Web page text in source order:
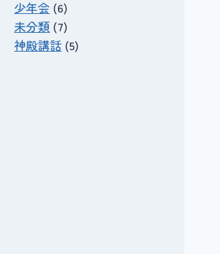
少年会 (6)
未分類 (7)
神殿講話 (5)